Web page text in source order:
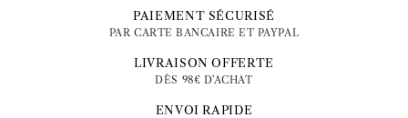
PAIEMENT SÉCURISÉ
PAR CARTE BANCAIRE ET PAYPAL
LIVRAISON OFFERTE
DÈS 98€ D'ACHAT
ENVOI RAPIDE